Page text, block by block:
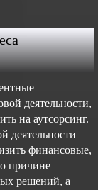
деятельности,
на аутсорсинг.
деятельности
финансовые,
причине
решений, а